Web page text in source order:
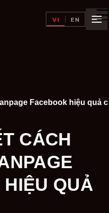
Bạn
CÁCH
QUẢ
VI EN